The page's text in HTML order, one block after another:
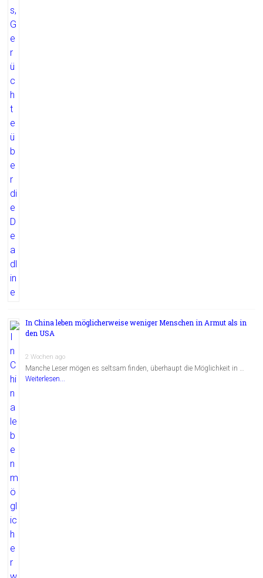
In China leben möglicherweise weniger Menschen in Armut als in
den USA
2 Wochen ago
Manche Leser mögen es seltsam finden, überhaupt die Möglichkeit in …
Weiterlesen...